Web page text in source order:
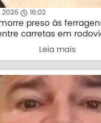
2026 16:02
preso às
carretas em
Leia mais